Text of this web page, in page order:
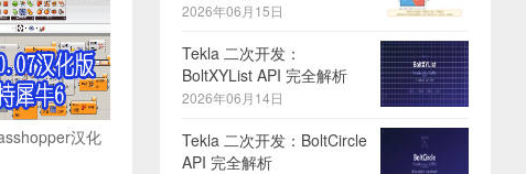
汉化
2026年06月15日
Tekla 二次开发：
BoltXYList API 完全解析
2026年06月14日
Tekla 二次开发：BoltCircle
API 完全解析